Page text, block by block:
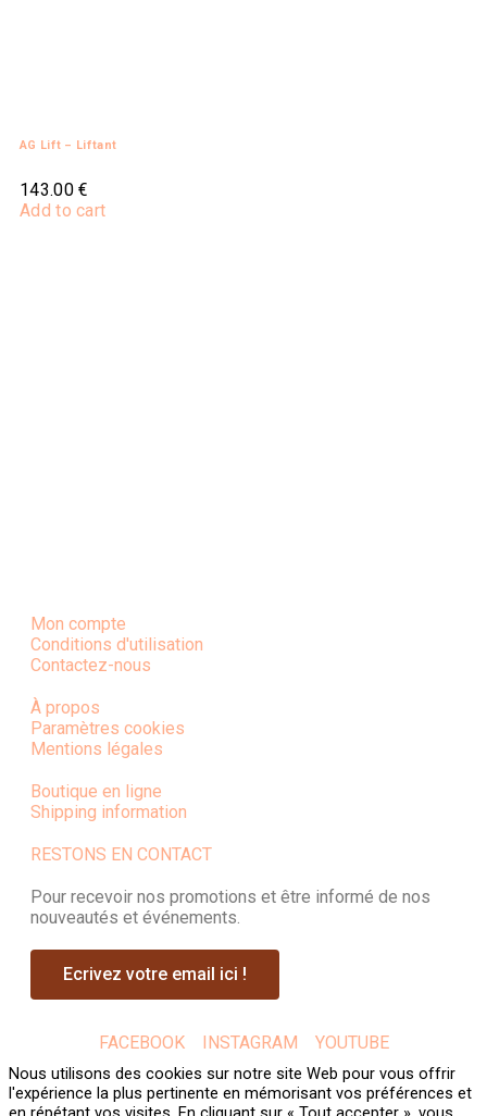
AG Lift – Liftant
143.00€
Add to cart
Mon compte
Conditions d'utilisation
Contactez-nous
À propos
Paramètres cookies
Mentions légales
Boutique en ligne
Shipping information
RESTONS EN CONTACT
Pour recevoir nos promotions et être informé de nos
nouveautés et événements.
Ecrivez votre email ici !
FACEBOOK INSTAGRAM YOUTUBE
Nous utilisons des cookies sur notre site Web pour vous offrir
l'expérience la plus pertinente en mémorisant vos préférences et